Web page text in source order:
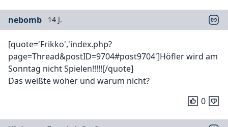
nebomb 14 J.
[quote='Frikko','index.php?
page=Thread&postID=9704#post9704']Höfler wird am
Sonntag nicht Spielen!!!!![/quote]
Das weißte woher und warum nicht?
0